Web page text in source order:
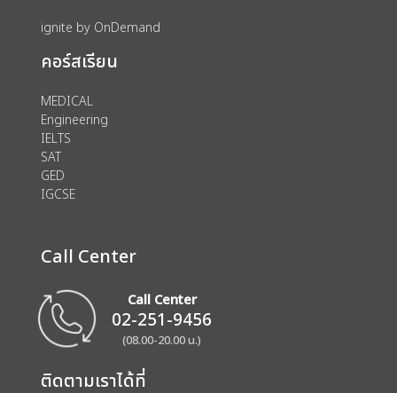
ignite by OnDemand
คอร์สเรียน
MEDICAL
Engineering
IELTS
SAT
GED
IGCSE
Call Center
Call Center
02-251-9456
(08.00-20.00 น.)
ติดตามเราได้ที่